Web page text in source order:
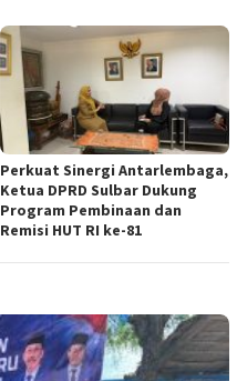
Perkuat Sinergi Antarlembaga,
Ketua DPRD Sulbar Dukung
Program Pembinaan dan
Remisi HUT RI ke-81